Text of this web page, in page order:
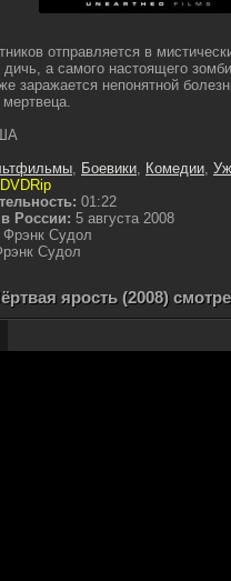
отправляется в
дичь, а самого настоящего
заражается непонятной
мертвеца.
, Боевики, Комедии,
DVDRip
01:22
России: 5 августа 2008
Фрэнк Судол
Судол
ярость (2008)